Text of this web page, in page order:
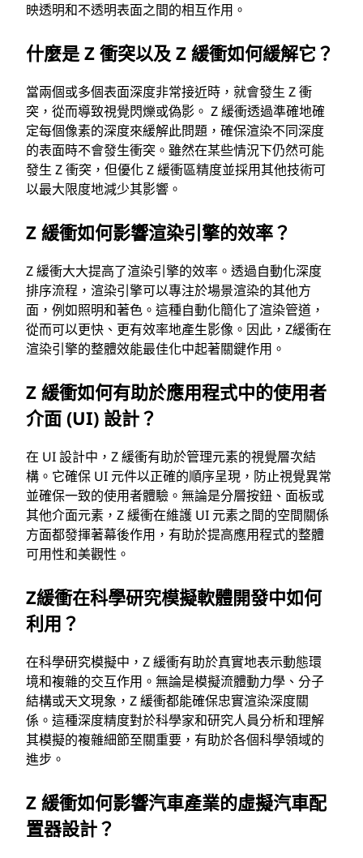
映透明和不透明表面之間的相互作用。
什麼是 Z 衝突以及 Z 緩衝如何緩解它？
當兩個或多個表面深度非常接近時，就會發生 Z 衝
突，從而導致視覺閃爍或偽影。 Z 緩衝透過準確地確
定每個像素的深度來緩解此問題，確保渲染不同深度
的表面時不會發生衝突。雖然在某些情況下仍然可能
發生 Z 衝突，但優化 Z 緩衝區精度並採用其他技術可
以最大限度地減少其影響。
Z 緩衝如何影響渲染引擎的效率？
Z 緩衝大大提高了渲染引擎的效率。透過自動化深度
排序流程，渲染引擎可以專注於場景渲染的其他方
面，例如照明和著色。這種自動化簡化了渲染管道，
從而可以更快、更有效率地產生影像。因此，Z緩衝在
渲染引擎的整體效能最佳化中起著關鍵作用。
Z 緩衝如何有助於應用程式中的使用者
介面 (UI) 設計？
在 UI 設計中，Z 緩衝有助於管理元素的視覺層次結
構。它確保 UI 元件以正確的順序呈現，防止視覺異常
並確保一致的使用者體驗。無論是分層按鈕、面板或
其他介面元素，Z 緩衝在維護 UI 元素之間的空間關係
方面都發揮著幕後作用，有助於提高應用程式的整體
可用性和美觀性。
Z緩衝在科學研究模擬軟體開發中如何
利用？
在科學研究模擬中，Z 緩衝有助於真實地表示動態環
境和複雜的交互作用。無論是模擬流體動力學、分子
結構或天文現象，Z 緩衝都能確保忠實渲染深度關
係。這種深度精度對於科學家和研究人員分析和理解
其模擬的複雜細節至關重要，有助於各個科學領域的
進步。
Z 緩衝如何影響汽車產業的虛擬汽車配
置器設計？